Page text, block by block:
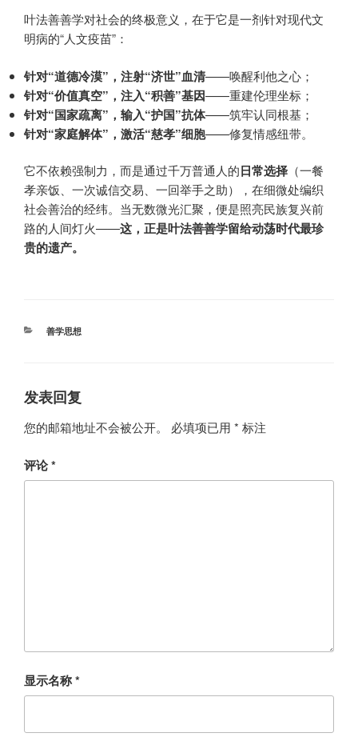
叶法善善学对社会的终极意义，在于它是一剂针对现代文
明病的“人文疫苗”：
针对“道德冷漠”，注射“济世”血清——唤醒利他之心；
针对“价值真空”，注入“积善”基因——重建伦理坐标；
针对“国家疏离”，输入“护国”抗体——筑牢认同根基；
针对“家庭解体”，激活“慈孝”细胞——修复情感纽带。
它不依赖强制力，而是通过千万普通人的日常选择 （一餐
孝亲饭、一次诚信交易、一回举手之助），在细微处编织
社会善治的经纬。当无数微光汇聚，便是照亮民族复兴前
路的人间灯火——这，正是叶法善善学留给动荡时代最珍
贵的遗产。
分
善学思想
发表回复
您的邮箱地址不会被公开。 必填项已用 * 标注
评论*
显示名称*